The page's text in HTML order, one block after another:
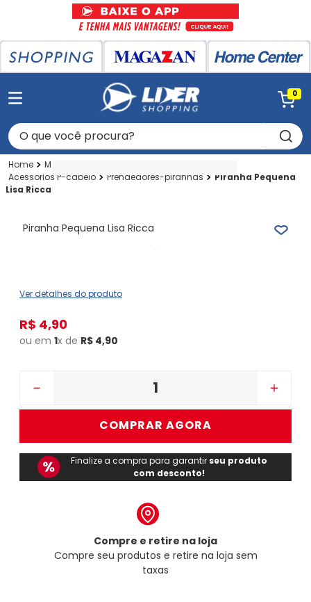
0
O que você procura?
Magazan
Acessorios P-cabelo
Prendedores-piranhas
Piranha Pequena
Lisa Ricca
Piranha Pequena Lisa Ricca
Ver detalhes do produto
R$ 4,90
ou em 1x de R$ 4,90
＋
－
COMPRAR AGORA
Finalize a compra para garantir seu produto
com desconto!
Compre e retire na loja
Compre seu produtos e retire na loja sem
taxas